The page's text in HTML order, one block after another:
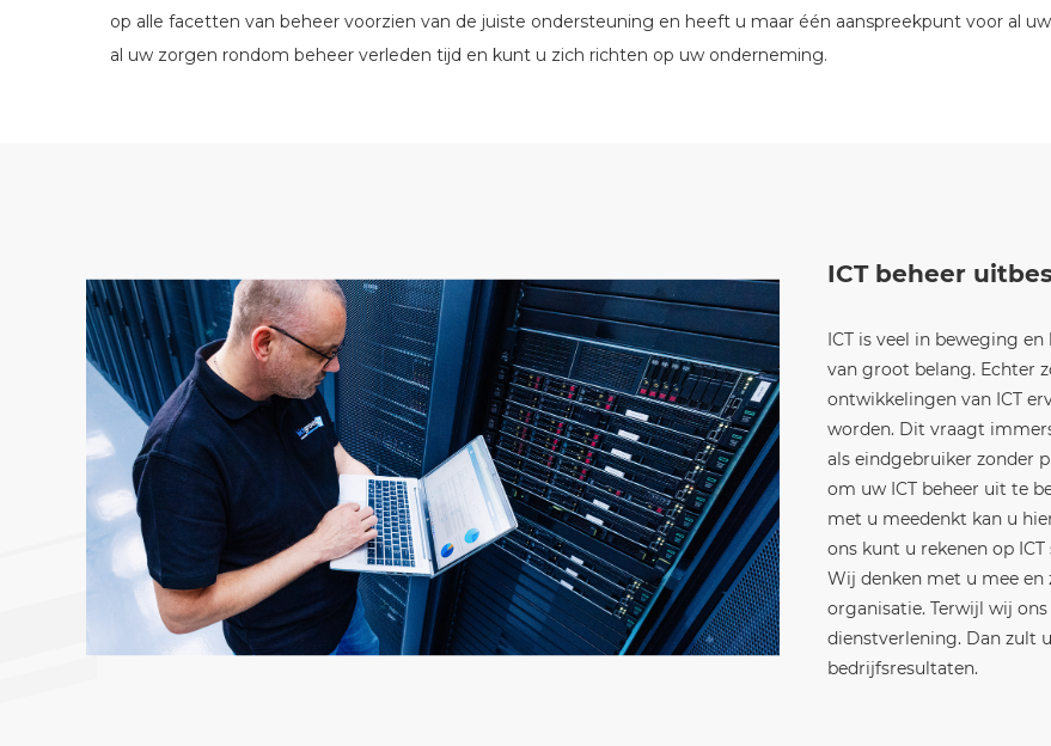
op alle facetten van beheer voorzien van de juiste ondersteuning en heeft u maar één aanspreekpunt voor al
al uw zorgen rondom beheer verleden tijd en kunt u zich richten op uw onderneming.
ICT beheer
ICT is veel in beweging
van groot belang. Echter
ontwikkelingen van ICT
worden. Dit vraagt
als eindgebruiker zonder
om uw ICT beheer uit te
met u meedenkt kan u
ons kunt u rekenen op
Wij denken met u mee en
organisatie. Terwijl wij
dienstverlening. Dan zult
bedrijfsresultaten.